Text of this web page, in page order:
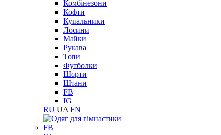
Комбінезони
Кофти
Купальники
Лосини
Майки
Рукава
Топи
Футболки
Шорти
Штани
FB
IG
RU UA EN
FB